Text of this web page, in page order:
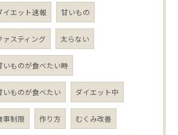
イエット速報 甘いもの
ァスティング 太らない
いものが食べたい時
いものが食べたい ダイエット中
事制限 作り方 むくみ改善